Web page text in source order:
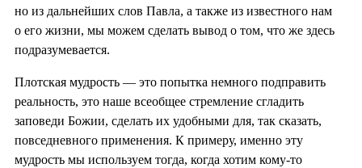
но из дальнейших слов Павла, а также из известного нам
о его жизни, мы можем сделать вывод о том, что же здесь
подразумевается.
Плотская мудрость — это попытка немного подправить
реальность, это наше всеобщее стремление сгладить
заповеди Божии, сделать их удобными для, так сказать,
повседневного применения. К примеру, именно эту
мудрость мы используем тогда, когда хотим кому-то